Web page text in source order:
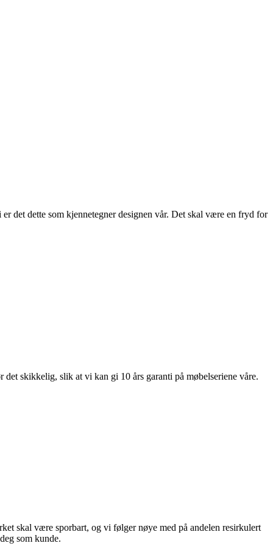
det dette som kjennetegner designen vår. Det skal være en fryd for
skikkelig, slik at vi kan gi 10 års garanti på møbelseriene våre.
skal være sporbart, og vi følger nøye med på andelen resirkulert
som kunde.